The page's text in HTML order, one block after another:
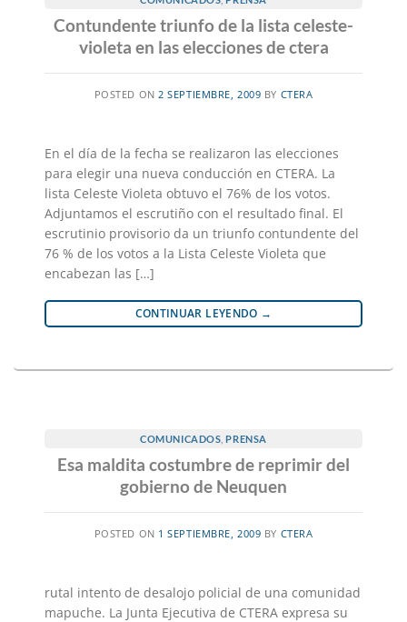
Contundente triunfo de la lista celeste-
violeta en las elecciones de ctera
POSTED ON 2 SEPTIEMBRE, 2009 BY CTERA
En el día de la fecha se realizaron las elecciones
para elegir una nueva conducción en CTERA. La
lista Celeste Violeta obtuvo el 76% de los votos.
Adjuntamos el escrutiño con el resultado final. El
escrutinio provisorio da un triunfo contundente del
76 % de los votos a la Lista Celeste Violeta que
encabezan las […]
CONTINUAR LEYENDO →
COMUNICADOS ,PRENSA
Esa maldita costumbre de reprimir del
gobierno de Neuquen
POSTED ON 1 SEPTIEMBRE, 2009 BY CTERA
rutal intento de desalojo policial de una comunidad
mapuche. La Junta Ejecutiva de CTERA expresa su